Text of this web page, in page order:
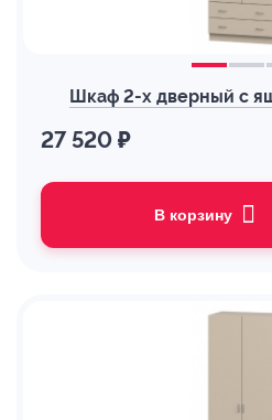
Шкаф 2-х дверный с
27 520 ₽
В корзину